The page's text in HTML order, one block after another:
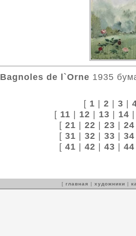
Bagnoles de l`Orne 1935
[ 1 | 2 | 3 |
[ 11 | 12 | 13 | 14
[ 21 | 22 | 23 | 24
[ 31 | 32 | 33 | 34
[ 41 | 42 | 43 | 44
[ главная | художники |